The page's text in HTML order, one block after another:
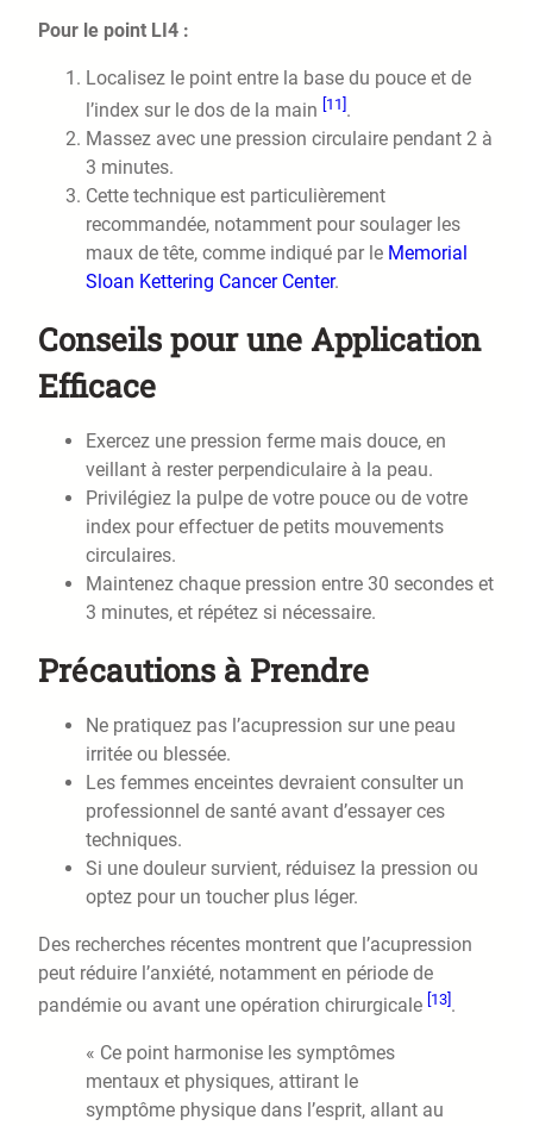
Pour le point LI4 :
Localisez le point entre la base du pouce et de
l’index sur le dos de la main [11] .
Massez avec une pression circulaire pendant 2 à
3 minutes.
Cette technique est particulièrement
recommandée, notamment pour soulager les
maux de tête, comme indiqué par le Memorial
Sloan Kettering Cancer Center.
Conseils pour une Application
Efficace
Exercez une pression ferme mais douce, en
veillant à rester perpendiculaire à la peau.
Privilégiez la pulpe de votre pouce ou de votre
index pour effectuer de petits mouvements
circulaires.
Maintenez chaque pression entre 30 secondes et
3 minutes, et répétez si nécessaire.
Précautions à Prendre
Ne pratiquez pas l’acupression sur une peau
irritée ou blessée.
Les femmes enceintes devraient consulter un
professionnel de santé avant d’essayer ces
techniques.
Si une douleur survient, réduisez la pression ou
optez pour un toucher plus léger.
Des recherches récentes montrent que l’acupression
peut réduire l’anxiété, notamment en période de
pandémie ou avant une opération chirurgicale [13] .
« Ce point harmonise les symptômes
mentaux et physiques, attirant le
symptôme physique dans l’esprit, allant au